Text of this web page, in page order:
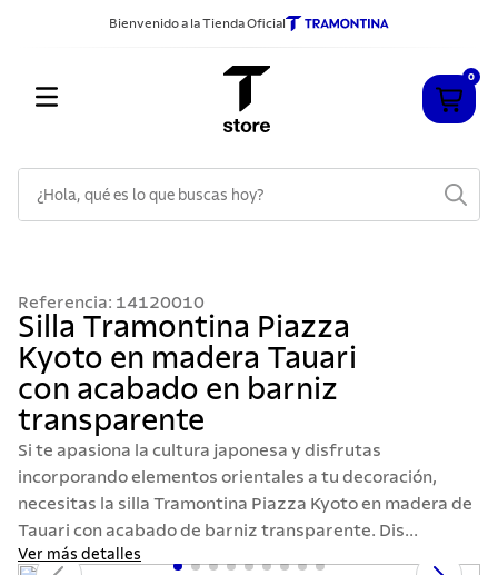
Bienvenido a la Tienda Oficial
0
Referencia: 14120010
Silla Tramontina Piazza
Kyoto en madera Tauari
con acabado en barniz
transparente
Si te apasiona la cultura japonesa y disfrutas
incorporando elementos orientales a tu decoración,
necesitas la silla Tramontina Piazza Kyoto en madera de
Tauari con acabado de barniz transparente. Dis...
Ver más detalles
2.
sarten
3.
cubiertos
4.
acero inoxidable
5.
ollas
6.
grano
7.
cuchillo
8.
solar